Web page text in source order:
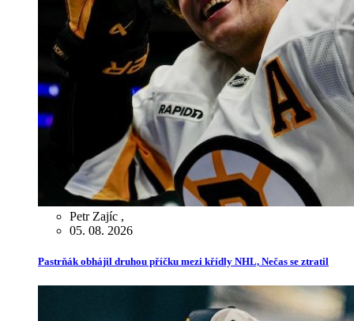
Petr Zajíc ,
05. 08. 2026
Pastrňák obhájil druhou příčku mezi křídly NHL, Nečas se ztratil